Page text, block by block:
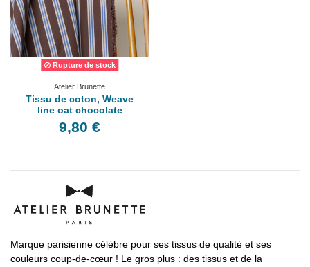
Rupture de stock
Atelier Brunette
Tissu de coton, Weave
line oat chocolate
9,80 €
Marque parisienne célèbre pour ses tissus de qualité et ses
couleurs coup-de-cœur ! Le gros plus : des tissus et de la